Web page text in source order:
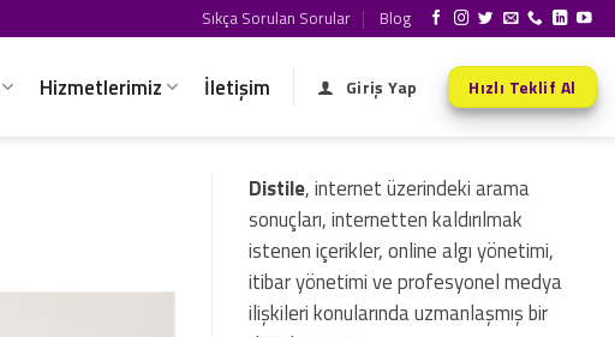
Sıkça Sorulan Sorular Blog
Hizmetlerimiz İletişim Giriş Yap Hızlı Teklif Al
Distile, internet üzerindeki arama
sonuçları, internetten kaldırılmak
istenen içerikler, online algı yönetimi,
itibar yönetimi ve profesyonel medya
ilişkileri konularında uzmanlaşmış bir